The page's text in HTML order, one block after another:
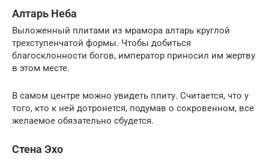
Алтарь Неба
Выложенный плитами из мрамора алтарь круглой
трехступенчатой формы. Чтобы добиться
благосклонности богов, император приносил им жертву
в этом месте.
В самом центре можно увидеть плиту. Считается, что у
того, кто к ней дотронется, подумав о сокровенном, все
желаемое обязательно сбудется.
Стена Эхо